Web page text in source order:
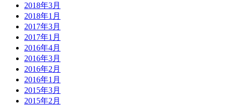
2018年3月
2018年1月
2017年3月
2017年1月
2016年4月
2016年3月
2016年2月
2016年1月
2015年3月
2015年2月